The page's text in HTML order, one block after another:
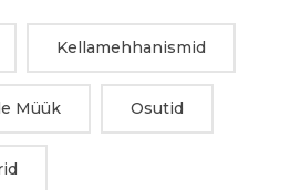
Kellamehhanismid
Müük Osutid